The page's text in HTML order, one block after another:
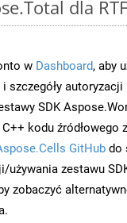
dla
w Dashboard, aby
i szczegóły autoryzacji
SDK
kodu źródłowego z
GitHub do
używania zestawu
zobaczyć